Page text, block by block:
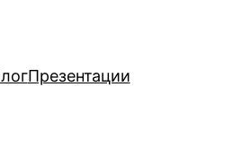
Презентации